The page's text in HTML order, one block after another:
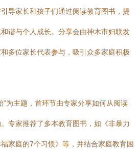
导家长和孩子们通过阅读教育图书，提
谐与个人成长。分享会由神木市妇联发
多位家长代表参与，吸引众多家庭积极
”为主题，首环节由专家分享如何从阅读
专家推荐了多本教育图书，如《非暴力
家庭的7个习惯》等，并结合家庭教育困